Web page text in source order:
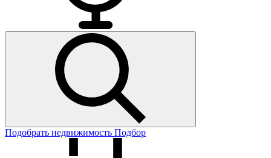
Подобрать недвижимость Подбор